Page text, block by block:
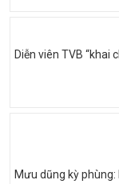
Diễn viên TVB “khai
Mưu dũng kỳ